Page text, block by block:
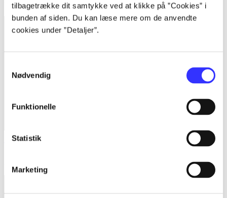
tilbagetrække dit samtykke ved at klikke på ”Cookies” i
bunden af siden. Du kan læse mere om de anvendte
cookies under ”Detaljer”.
Nødvendig
Funktionelle
Statistik
Marketing